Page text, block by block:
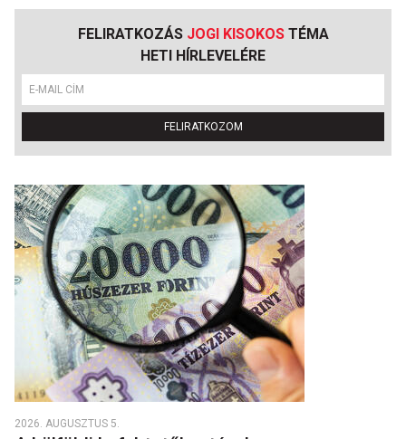
FELIRATKOZÁS JOGI KISOKOSTÉMA
HETI HÍRLEVELÉRE
FELIRATKOZOM
2026. AUGUSZTUS 5.